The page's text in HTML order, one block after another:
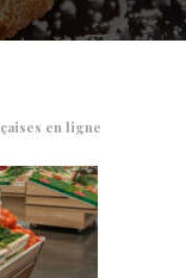
en ligne